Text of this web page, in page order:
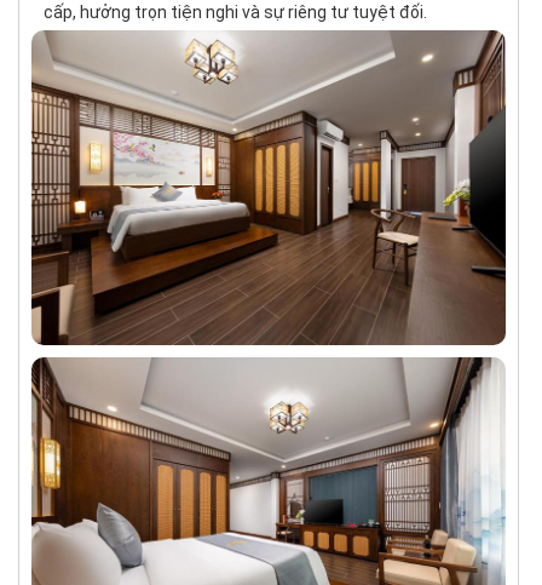
cấp, hưởng trọn tiện nghi và sự riêng tư tuyệt đối.